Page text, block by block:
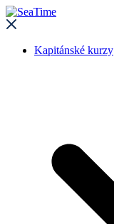
Kapitánské kurzy